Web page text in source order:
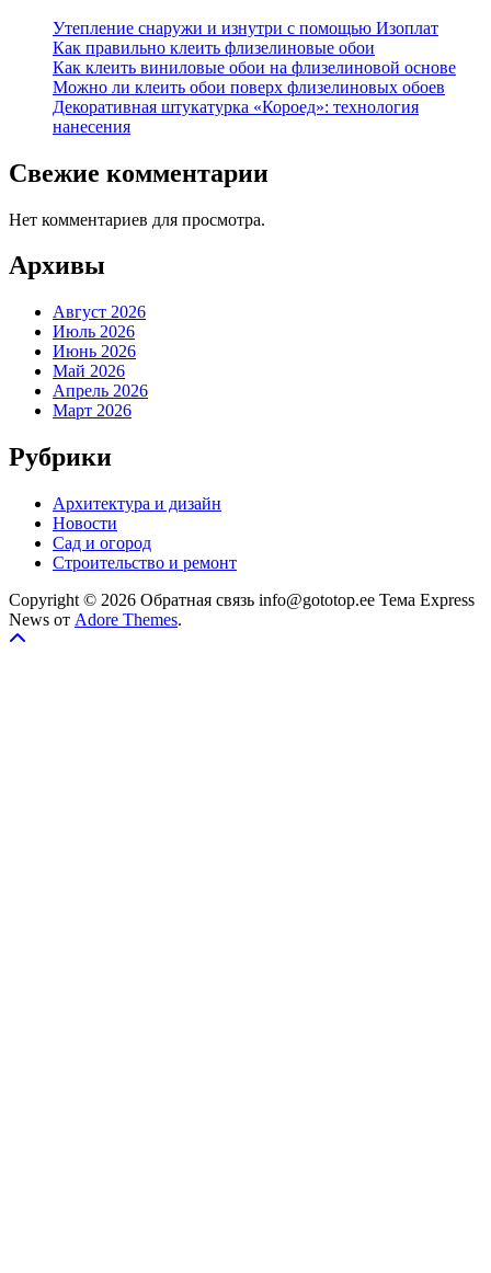
Утепление снаружи и изнутри с помощью Изоплат
Как правильно клеить флизелиновые обои
Как клеить виниловые обои на флизелиновой основе
Можно ли клеить обои поверх флизелиновых обоев
Декоративная штукатурка «Короед»: технология
нанесения
Свежие комментарии
Нет комментариев для просмотра.
Архивы
Август 2026
Июль 2026
Июнь 2026
Май 2026
Апрель 2026
Март 2026
Рубрики
Архитектура и дизайн
Новости
Сад и огород
Строительство и ремонт
Copyright © 2026 Обратная связь info@gototop.ee Тема Express
News от Adore Themes.